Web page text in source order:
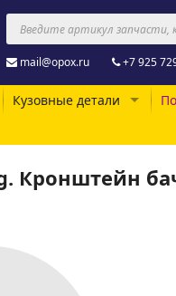
mail@opox.ru +7 925
Кузовные детали
Кронштейн